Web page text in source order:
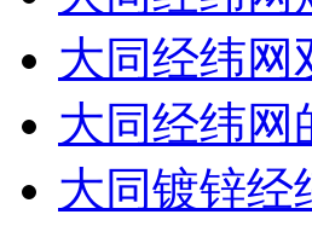
大同经纬网
大同经纬网
大同镀锌经